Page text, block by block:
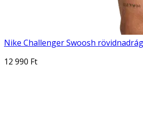
Nike Challenger Swoosh
12 990 Ft